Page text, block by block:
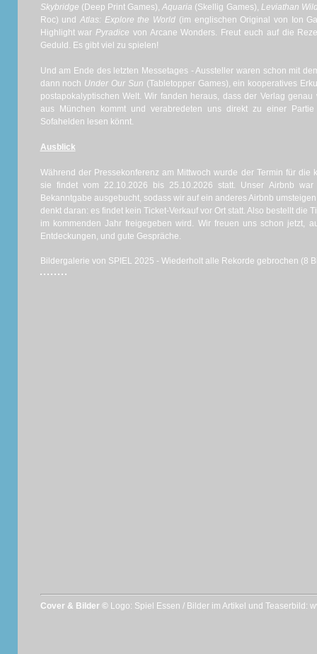
Skybridge (Deep Print Games),Aquaria (Skellig Games), Leviathan
Roc) und Atlas: Explore the World (im englischen Original von Ion
Highlight warPyradice von Arcane Wonders. Freut euch auf die
Geduld. Es gibt viel zu spielen!
Und am Ende des letzten Messetages - Aussteller waren schon mit
dann noch Under Our Sun (Tabletopper Games), ein kooperatives
postapokalyptischen Welt. Wir fanden heraus, dass der Verlag
aus München kommt und verabredeten uns direkt zu einer
Sofahelden lesen könnt.
Ausblick
Während der Pressekonferenz am Mittwoch wurde der Termin für die
sie findet vom 22.10.2026 bis 25.10.2026 statt. Unser Airbnb
Bekanntgabe ausgebucht, sodass wir auf ein anderes Airbnb
denkt daran: es findet kein Ticket-Verkauf vor Ort statt. Also bestellt die
im kommenden Jahr freigegeben wird. Wir freuen uns schon jetzt,
Entdeckungen, und gute Gespräche.
Bildergalerie von SPIEL 2025 - Wiederholt alle Rekorde gebrochen (8
Cover & Bilder © Logo: Spiel Essen / Bilder im Artikel und Teaserbild: